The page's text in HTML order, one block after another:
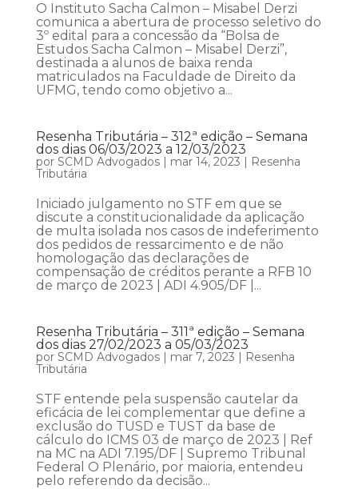
O Instituto Sacha Calmon – Misabel Derzi
comunica a abertura de processo seletivo do
3º edital para a concessão da “Bolsa de
Estudos Sacha Calmon – Misabel Derzi”,
destinada a alunos de baixa renda
matriculados na Faculdade de Direito da
UFMG, tendo como objetivo a...
Resenha Tributária – 312ª edição – Semana
dos dias 06/03/2023 a 12/03/2023
por SCMD Advogados| mar 14, 2023 | Resenha
Tributária
Iniciado julgamento no STF em que se
discute a constitucionalidade da aplicação
de multa isolada nos casos de indeferimento
dos pedidos de ressarcimento e de não
homologação das declarações de
compensação de créditos perante a RFB 10
de março de 2023 | ADI 4.905/DF |...
Resenha Tributária – 311ª edição – Semana
dos dias 27/02/2023 a 05/03/2023
por SCMD Advogados| mar 7, 2023 | Resenha
Tributária
STF entende pela suspensão cautelar da
eficácia de lei complementar que define a
exclusão do TUSD e TUST da base de
cálculo do ICMS 03 de março de 2023 | Ref
na MC na ADI 7.195/DF | Supremo Tribunal
Federal O Plenário, por maioria, entendeu
pelo referendo da decisão...